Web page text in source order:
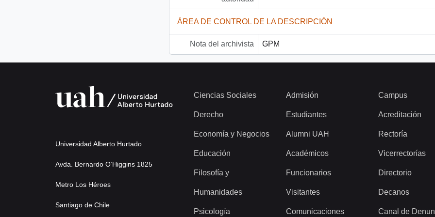
ÁREA DE CONTROL DE LA DESCRIPCIÓN
Nota del archivista GPM
Universidad Alberto Hurtado
Avda. Bernardo O’Higgins 1825
Metro Los Héroes
Santiago de Chile
Ciencias Sociales
Derecho
Economía y Negocios
Educación
Filosofía y
Humanidades
Psicología
Admisión
Estudiantes
Alumni UAH
Académicos
Funcionarios
Visitantes
Comunicaciones
Campus
Acreditación
Rectoría
Vicerrectorías
Directorio
Decanos
Canal de